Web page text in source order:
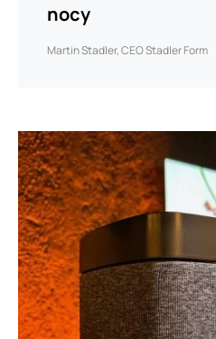
nocy
Martin Stadler, CEO Stadler Form